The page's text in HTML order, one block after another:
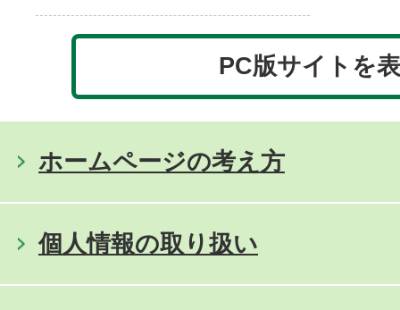
PC版サイトを
ホームページの考え方
個人情報の取り扱い